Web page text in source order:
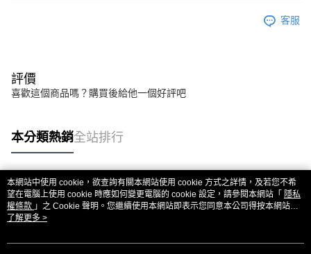
客服
評價
喜歡這個商品嗎？購買後給他一個好評吧
本分類熱銷全站排行
熱門標籤
本網站中使用 cookie，欲查詢有關本網站使用 cookie 方式之詳情，及若您不希
望在電腦上使用 cookie 時應如何變更電腦的 cookie 設定，請參閱本網站「 隱私
權條款 」之 Cookie 聲明。您繼續使用本網站即表示您同意本公司得按本網站使
用條款之 Cookie 聲明使用 cookie。
了解更多 >